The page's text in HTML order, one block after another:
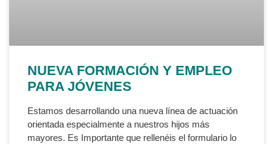
NUEVA FORMACIÓN Y EMPLEO
PARA JÓVENES
Estamos desarrollando una nueva línea de actuación
orientada especialmente a nuestros hijos más
mayores. Es Importante que rellenéis el formulario lo